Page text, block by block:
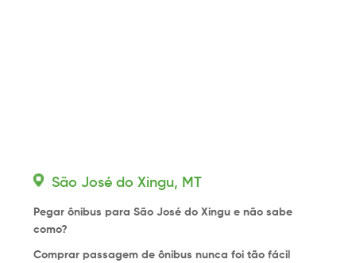
São José do Xingu, MT
Pegar ônibus para São José do Xingu e não sabe
como?
Comprar passagem de ônibus nunca foi tão fácil